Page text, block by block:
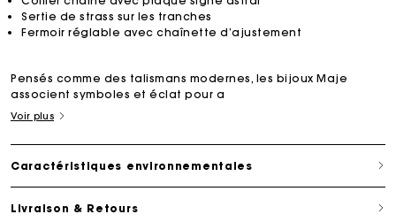
Sertie de strass sur les tranches
Fermoir réglable avec chaînette d’ajustement
Pensés comme des talismans modernes, les bijoux Maje
associent symboles et éclat pour a
Voir plus
Caractéristiques environnementales
Livraison & Retours